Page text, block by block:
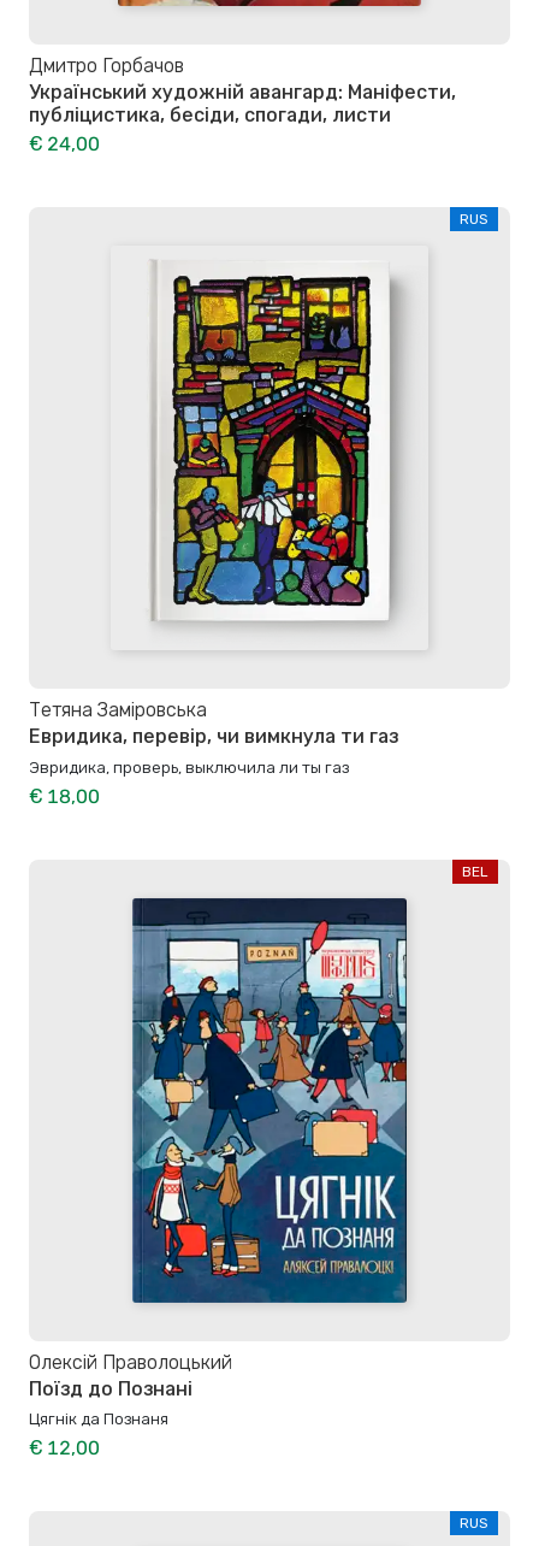
Дмитро Горбачов
Український художній авангард: Маніфести,
публіцистика, бесіди, спогади, листи
€ 24,00
RUS
Тетяна Заміровська
Евридика, перевір, чи вимкнула ти газ
Эвридика, проверь, выключила ли ты газ
€ 18,00
BEL
Олексій Праволоцький
Поїзд до Познані
Цягнік да Познаня
€ 12,00
RUS